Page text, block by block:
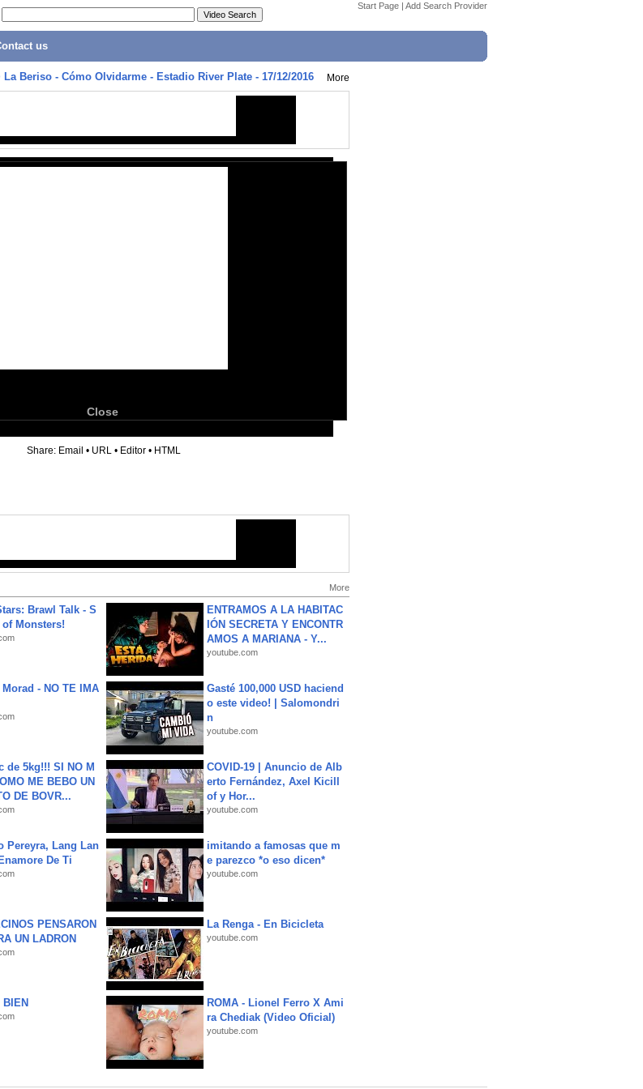
Start Page | Add Search Provider
us
La Beriso - Cómo Olvidarme - Estadio River Plate - 17/12/2016 More
Close
Share: Email • URL • Editor • HTML
More
Brawl Talk - S
Monsters!
ENTRAMOS A LA HABITAC
IÓN SECRETA Y ENCONTR
AMOS A MARIANA - Y...
youtube.com
Morad - NO TE IMA
Gasté 100,000 USD haciend
o este video! | Salomondri
n
youtube.com
de 5kg!!! SI NO M
ME BEBO UN
DE BOVR...
COVID-19 | Anuncio de Alb
erto Fernández, Axel Kicill
of y Hor...
youtube.com
Pereyra, Lang Lan
De Ti
imitando a famosas que m
e parezco *o eso dicen*
youtube.com
PENSARON
UN LADRON
La Renga - En Bicicleta
youtube.com
BIEN
ROMA - Lionel Ferro X Ami
ra Chediak (Video Oficial)
youtube.com